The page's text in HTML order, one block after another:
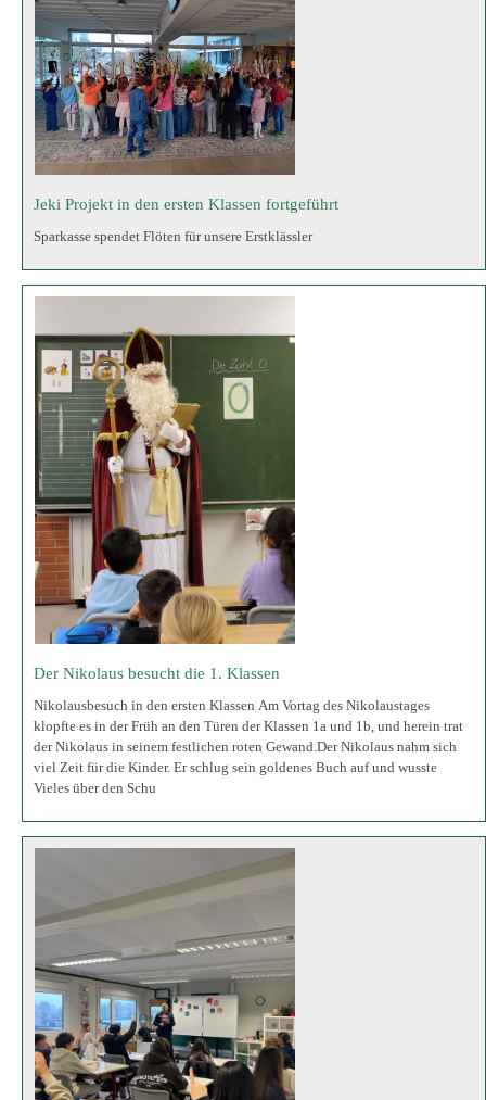
Der Nikolaus besucht die 1. Klassen
Nikolausbesuch in den ersten Klassen Am Vortag des Nikolaustages
klopfte es in der Früh an den Türen der Klassen 1a und 1b, und herein trat
der Nikolaus in seinem festlichen roten Gewand.Der Nikolaus nahm sich
viel Zeit für die Kinder. Er schlug sein goldenes Buch auf und wusste
Vieles über den Schu
Elektrische Fun-Fahrzeuge – Vortrag durch die Polizei
Infos über rechtliche Grundlagen beim Gebrauch von E-Scootern